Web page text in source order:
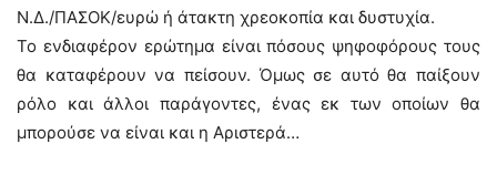
Ν.Δ./ΠΑΣΟΚ/ευρώ ή άτακτη χρεοκοπία και δυστυχία.
Το ενδιαφέρον ερώτημα είναι πόσους ψηφοφόρους τους
θα καταφέρουν να πείσουν. Όμως σε αυτό θα παίξουν
ρόλο και άλλοι παράγοντες, ένας εκ των οποίων θα
μπορούσε να είναι και η Αριστερά…